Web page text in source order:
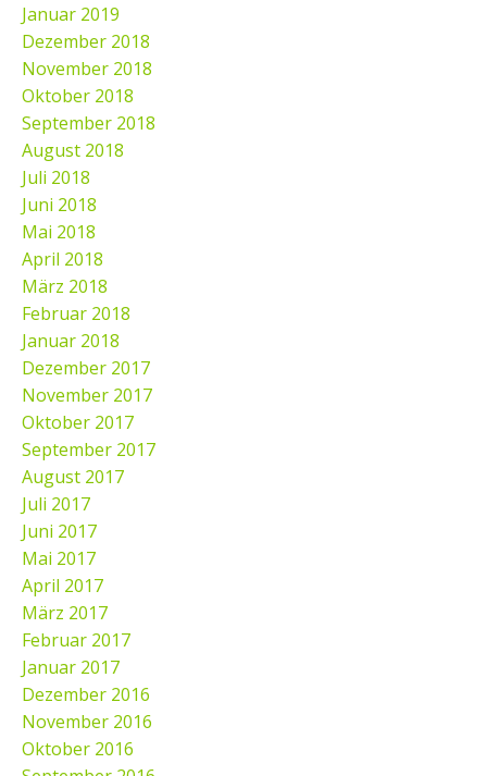
Januar 2019
Dezember 2018
November 2018
Oktober 2018
September 2018
August 2018
Juli 2018
Juni 2018
Mai 2018
April 2018
März 2018
Februar 2018
Januar 2018
Dezember 2017
November 2017
Oktober 2017
September 2017
August 2017
Juli 2017
Juni 2017
Mai 2017
April 2017
März 2017
Februar 2017
Januar 2017
Dezember 2016
November 2016
Oktober 2016